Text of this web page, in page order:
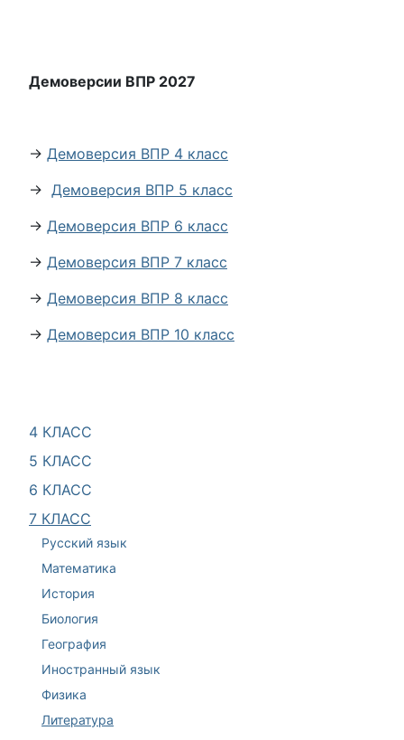
4 КЛАСС
5 КЛАСС
6 КЛАСС
7 КЛАСС
Русский язык
Математика
История
Биология
География
Иностранный язык
Физика
Литература
Демоверсии ВПР 2027
→ Демоверсия ВПР 4 класс
→ Демоверсия ВПР 5 класс
→ Демоверсия ВПР 6 класс
→ Демоверсия ВПР 7 класс
→ Демоверсия ВПР 8 класс
→ Демоверсия ВПР 10 класс